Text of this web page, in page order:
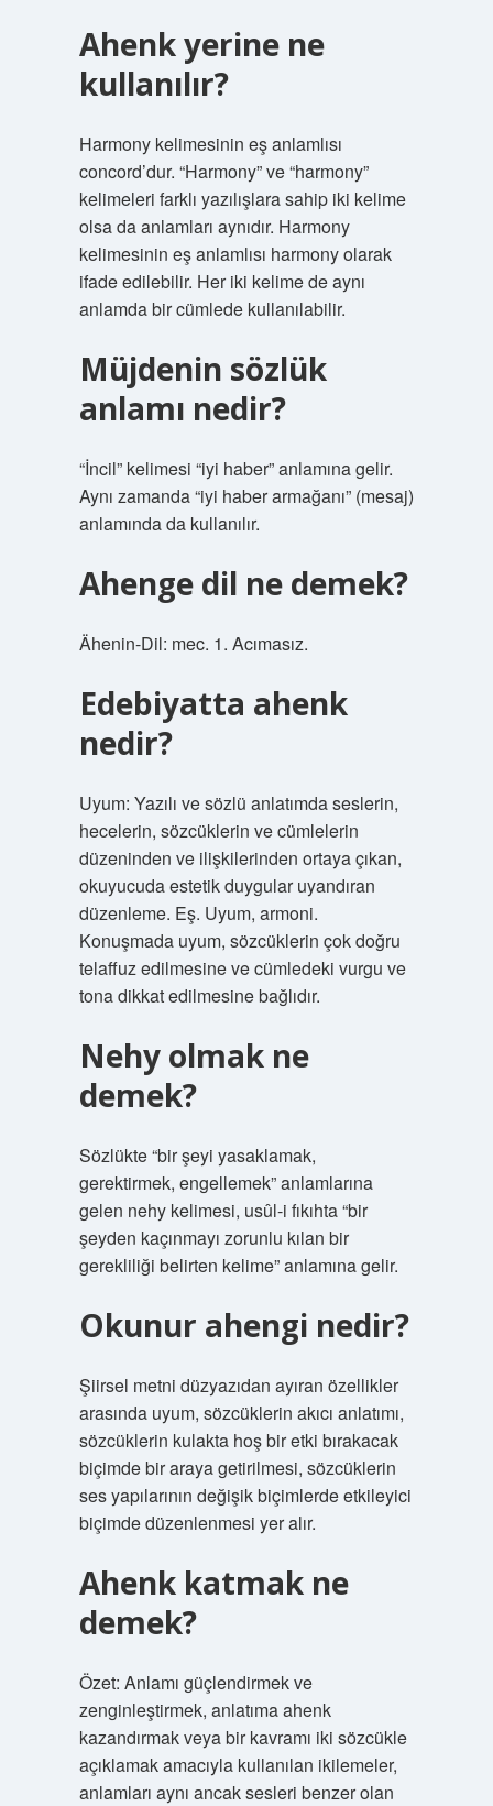
Ahenk yerine ne
kullanılır?
Harmony kelimesinin eş anlamlısı
concord’dur. “Harmony” ve “harmony”
kelimeleri farklı yazılışlara sahip iki kelime
olsa da anlamları aynıdır. Harmony
kelimesinin eş anlamlısı harmony olarak
ifade edilebilir. Her iki kelime de aynı
anlamda bir cümlede kullanılabilir.
Müjdenin sözlük
anlamı nedir?
“İncil” kelimesi “iyi haber” anlamına gelir.
Aynı zamanda “iyi haber armağanı” (mesaj)
anlamında da kullanılır.
Ahenge dil ne demek?
Ähenin-Dil: mec. 1. Acımasız.
Edebiyatta ahenk
nedir?
Uyum: Yazılı ve sözlü anlatımda seslerin,
hecelerin, sözcüklerin ve cümlelerin
düzeninden ve ilişkilerinden ortaya çıkan,
okuyucuda estetik duygular uyandıran
düzenleme. Eş. Uyum, armoni.
Konuşmada uyum, sözcüklerin çok doğru
telaffuz edilmesine ve cümledeki vurgu ve
tona dikkat edilmesine bağlıdır.
Nehy olmak ne
demek?
Sözlükte “bir şeyi yasaklamak,
gerektirmek, engellemek” anlamlarına
gelen nehy kelimesi, usûl-i fıkıhta “bir
şeyden kaçınmayı zorunlu kılan bir
gerekliliği belirten kelime” anlamına gelir.
Okunur ahengi nedir?
Şiirsel metni düzyazıdan ayıran özellikler
arasında uyum, sözcüklerin akıcı anlatımı,
sözcüklerin kulakta hoş bir etki bırakacak
biçimde bir araya getirilmesi, sözcüklerin
ses yapılarının değişik biçimlerde etkileyici
biçimde düzenlenmesi yer alır.
Ahenk katmak ne
demek?
Özet: Anlamı güçlendirmek ve
zenginleştirmek, anlatıma ahenk
kazandırmak veya bir kavramı iki sözcükle
açıklamak amacıyla kullanılan ikilemeler,
anlamları aynı ancak sesleri benzer olan